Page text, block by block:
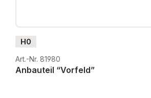
H0
Art.-Nr. 81980
Anbauteil “Vorfeld”